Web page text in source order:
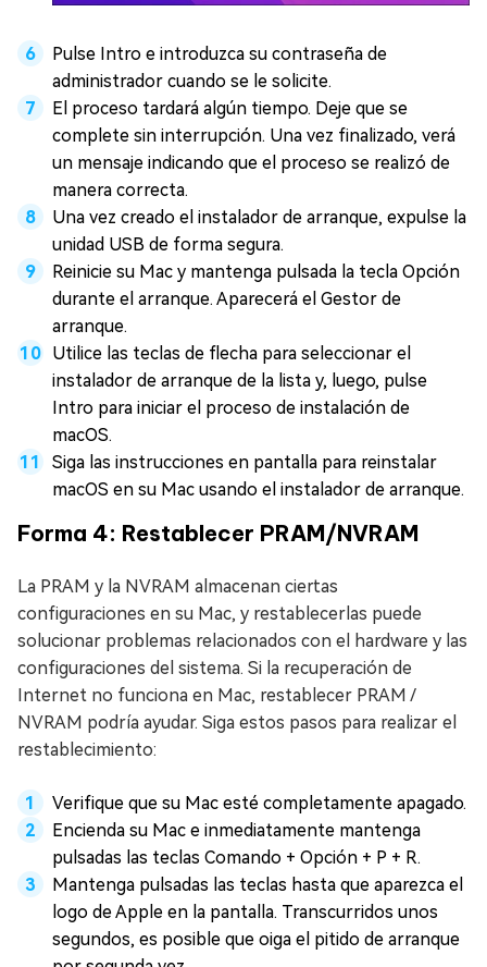
Pulse Intro e introduzca su contraseña de
administrador cuando se le solicite.
El proceso tardará algún tiempo. Deje que se
complete sin interrupción. Una vez finalizado, verá
un mensaje indicando que el proceso se realizó de
manera correcta.
Una vez creado el instalador de arranque, expulse la
unidad USB de forma segura.
Reinicie su Mac y mantenga pulsada la tecla Opción
durante el arranque. Aparecerá el Gestor de
arranque.
Utilice las teclas de flecha para seleccionar el
instalador de arranque de la lista y, luego, pulse
Intro para iniciar el proceso de instalación de
macOS.
Siga las instrucciones en pantalla para reinstalar
macOS en su Mac usando el instalador de arranque.
Forma 4: Restablecer PRAM/NVRAM
La PRAM y la NVRAM almacenan ciertas
configuraciones en su Mac, y restablecerlas puede
solucionar problemas relacionados con el hardware y las
configuraciones del sistema. Si la recuperación de
Internet no funciona en Mac, restablecer PRAM /
NVRAM podría ayudar. Siga estos pasos para realizar el
restablecimiento:
Verifique que su Mac esté completamente apagado.
Encienda su Mac e inmediatamente mantenga
pulsadas las teclas Comando + Opción + P + R.
Mantenga pulsadas las teclas hasta que aparezca el
logo de Apple en la pantalla. Transcurridos unos
segundos, es posible que oiga el pitido de arranque